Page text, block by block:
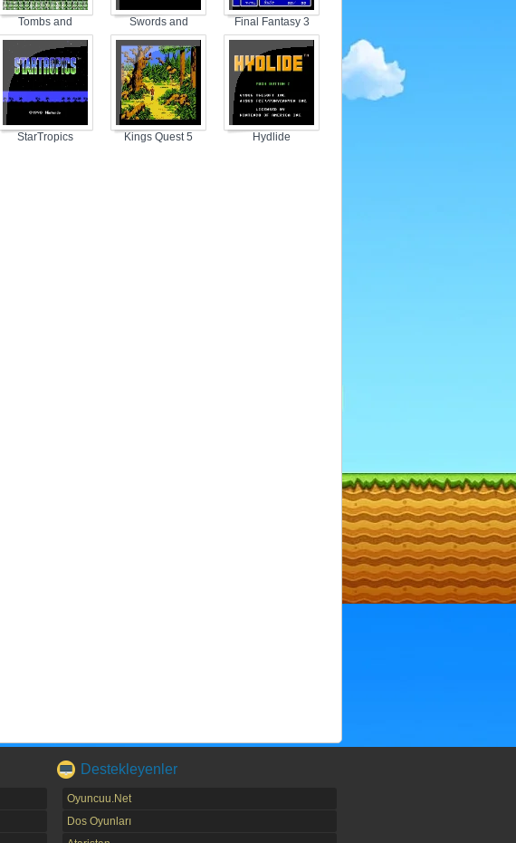
Tombs and
Treasure
Swords and
Serpents
Final Fantasy 3
StarTropics Kings Quest 5 Hydlide
Destekleyenler
Oyuncuu.Net
Dos Oyunları